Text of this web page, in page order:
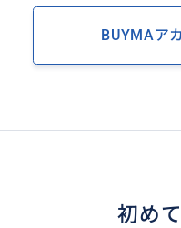
BUYMAア
初め